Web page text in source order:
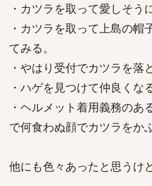
・カツラを取って愛しそう
・カツラを取って上島の帽
てみる。
・やはり受付でカツラを落
・ハゲを見つけて仲良くなる
・ヘルメット着用義務の
で何食わぬ顔でカツラをかぶ
他にも色々あったと思うけ